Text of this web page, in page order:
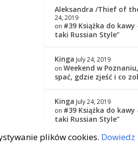
Aleksandra /Thief of
24, 2019
on #39 Książka do kawy
taki Russian Style”
Kinga July 24, 2019
onWeekend w
spać, gdzie zjeść i co
Kinga July 24, 2019
on #39 Książka do kawy
taki Russian Style”
plików cookies. Dowiedz